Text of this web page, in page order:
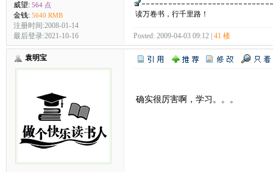
威望: 564 点
金钱: 5640 RMB
注册时间:2008-01-14
最后登录:2021-10-16
读万卷书，行千里路！
Posted: 2009-04-03 09:12 | 41 楼
袁明宝
确实很厉害啊，学习。。。